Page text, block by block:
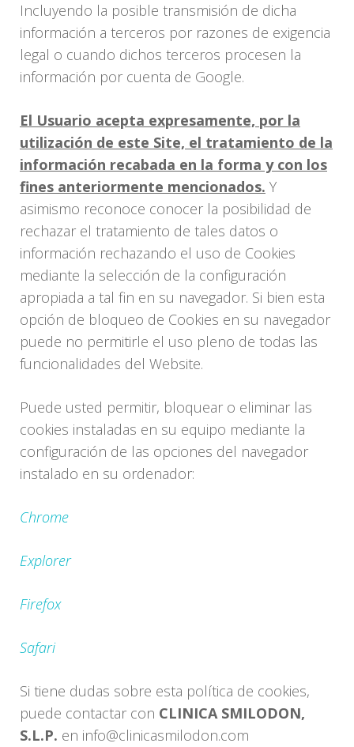
Incluyendo la posible transmisión de dicha
información a terceros por razones de exigencia
legal o cuando dichos terceros procesen la
información por cuenta de Google.
El Usuario acepta expresamente, por la
utilización de este Site, el tratamiento de la
información recabada en la forma y con los
fines anteriormente mencionados. Y
asimismo reconoce conocer la posibilidad de
rechazar el tratamiento de tales datos o
información rechazando el uso de Cookies
mediante la selección de la configuración
apropiada a tal fin en su navegador. Si bien esta
opción de bloqueo de Cookies en su navegador
puede no permitirle el uso pleno de todas las
funcionalidades del Website.
Puede usted permitir, bloquear o eliminar las
cookies instaladas en su equipo mediante la
configuración de las opciones del navegador
instalado en su ordenador:
Chrome
Explorer
Firefox
Safari
Si tiene dudas sobre esta política de cookies,
puede contactar con CLINICA SMILODON,
S.L.P. en info@clinicasmilodon.com